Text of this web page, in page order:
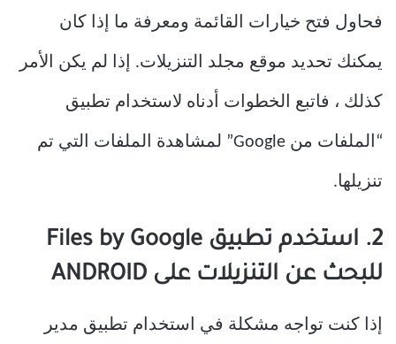
فحاول فتح خيارات القائمة ومعرفة ما إذا كان
يمكنك تحديد موقع مجلد التنزيلات. إذا لم يكن الأمر
كذلك ، فاتبع الخطوات أدناه لاستخدام تطبيق
“الملفات من Google” لمشاهدة الملفات التي تم
تنزيلها.
2. استخدم تطبيق Files by Google
للبحث عن التنزيلات على ANDROID
إذا كنت تواجه مشكلة في استخدام تطبيق مدير